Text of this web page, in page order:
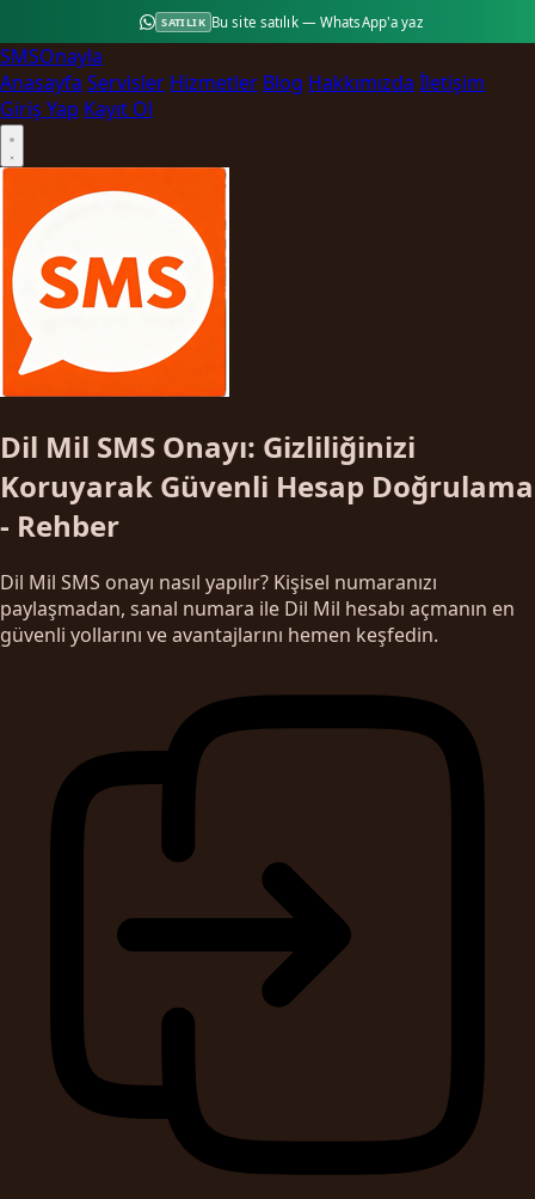
SATILIK Bu site satılık — WhatsApp'a yaz
SMSOnayla
Anasayfa Servisler Hizmetler Blog Hakkımızda İletişim
Giriş Yap Kayıt Ol
Dil Mil SMS Onayı: Gizliliğinizi
Koruyarak Güvenli Hesap Doğrulama
- Rehber
Dil Mil SMS onayı nasıl yapılır? Kişisel numaranızı
paylaşmadan, sanal numara ile Dil Mil hesabı açmanın en
güvenli yollarını ve avantajlarını hemen keşfedin.